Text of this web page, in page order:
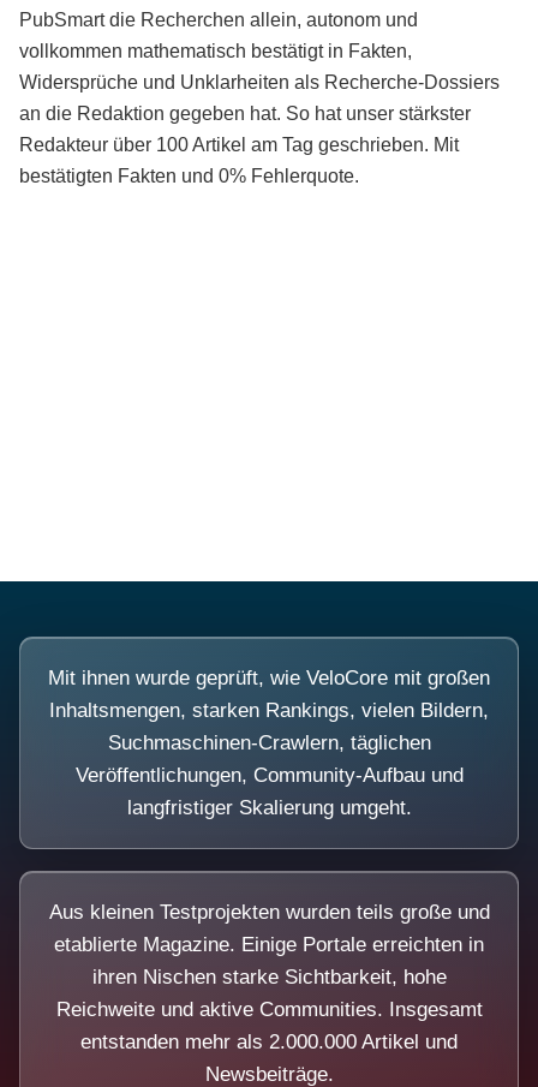
PubSmart die Recherchen allein, autonom und
vollkommen mathematisch bestätigt in Fakten,
Widersprüche und Unklarheiten als Recherche-Dossiers
an die Redaktion gegeben hat. So hat unser stärkster
Redakteur über 100 Artikel am Tag geschrieben. Mit
bestätigten Fakten und 0% Fehlerquote.
Mit ihnen wurde geprüft, wie VeloCore mit großen
Inhaltsmengen, starken Rankings, vielen Bildern,
Suchmaschinen-Crawlern, täglichen
Veröffentlichungen, Community-Aufbau und
langfristiger Skalierung umgeht.
Aus kleinen Testprojekten wurden teils große und
etablierte Magazine. Einige Portale erreichten in
ihren Nischen starke Sichtbarkeit, hohe
Reichweite und aktive Communities. Insgesamt
entstanden mehr als 2.000.000 Artikel und
Newsbeiträge.